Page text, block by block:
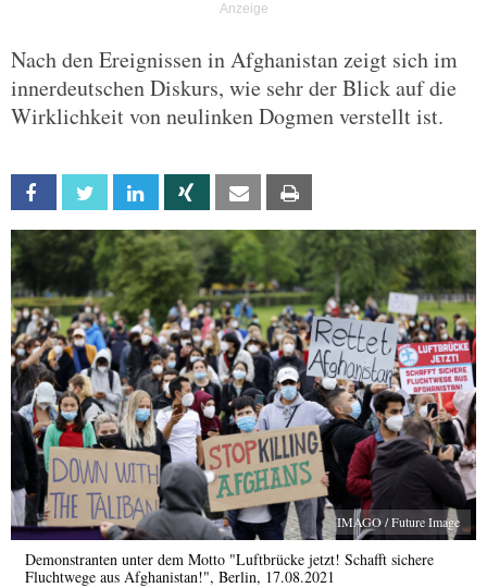
Nach den Ereignissen in Afghanistan zeigt sich im
innerdeutschen Diskurs, wie sehr der Blick auf die
Wirklichkeit von neulinken Dogmen verstellt ist.
Facebook Twitter Linkedin Xing Email
IMAGO / Future Image
Demonstranten unter dem Motto "Luftbrücke jetzt! Schafft sichere
Fluchtwege aus Afghanistan!", Berlin, 17.08.2021